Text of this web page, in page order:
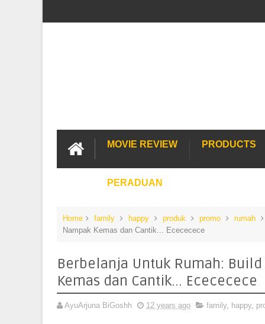
MOVIE REVIEW PRODUCTS
PERADUAN
Home family happy produk promo
rumah
Nampak Kemas dan Cantik... Ecececece
Berbelanja Untuk Rumah:
Kemas dan Cantik... Ecececece
AyuArjuna BiGoshh 12 years ago family, happy,